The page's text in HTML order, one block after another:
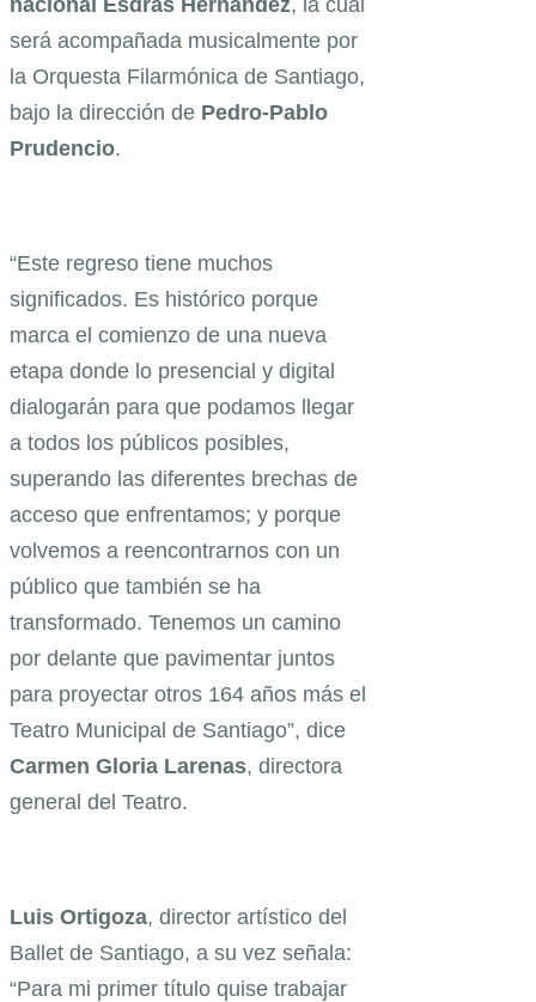
será acompañada musicalmente por
la Orquesta Filarmónica de Santiago,
bajo la dirección de Pedro-Pablo
Prudencio.
“Este regreso tiene muchos
significados. Es histórico porque
marca el comienzo de una nueva
etapa donde lo presencial y digital
dialogarán para que podamos llegar
a todos los públicos posibles,
superando las diferentes brechas de
acceso que enfrentamos; y porque
volvemos a reencontrarnos con un
público que también se ha
transformado. Tenemos un camino
por delante que pavimentar juntos
para proyectar otros 164 años más el
Teatro Municipal de Santiago”, dice
Carmen Gloria Larenas, directora
general del Teatro.
Luis Ortigoza, director artístico del
Ballet de Santiago, a su vez señala:
“Para mi primer título quise trabajar